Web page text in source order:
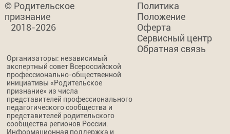
© Родительское
признание
2018-2026
Политика
Положение
Оферта
Сервисный центр
Обратная связь
Организаторы: независимый
экспертный совет Всероссийской
профессионально-общественной
инициативы «Родительское
признание» из числа
представителей профессионального
педагогического сообщества и
представителей родительского
сообщества регионов России.
Информационная поддержка и